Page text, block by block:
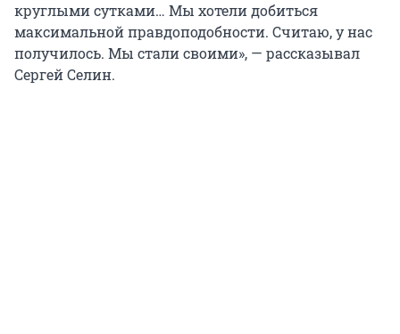
круглыми сутками… Мы хотели добиться
максимальной правдоподобности. Считаю, у нас
получилось. Мы стали своими», — рассказывал
Сергей Селин.